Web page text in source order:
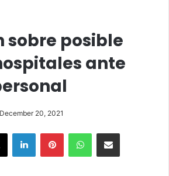
sobre posible
ante
December 20, 2021
X LinkedInPinterestWhatsAppShare via Email